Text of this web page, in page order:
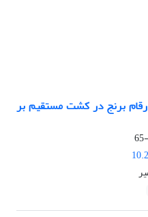
برنج در کشت مستقیم بر